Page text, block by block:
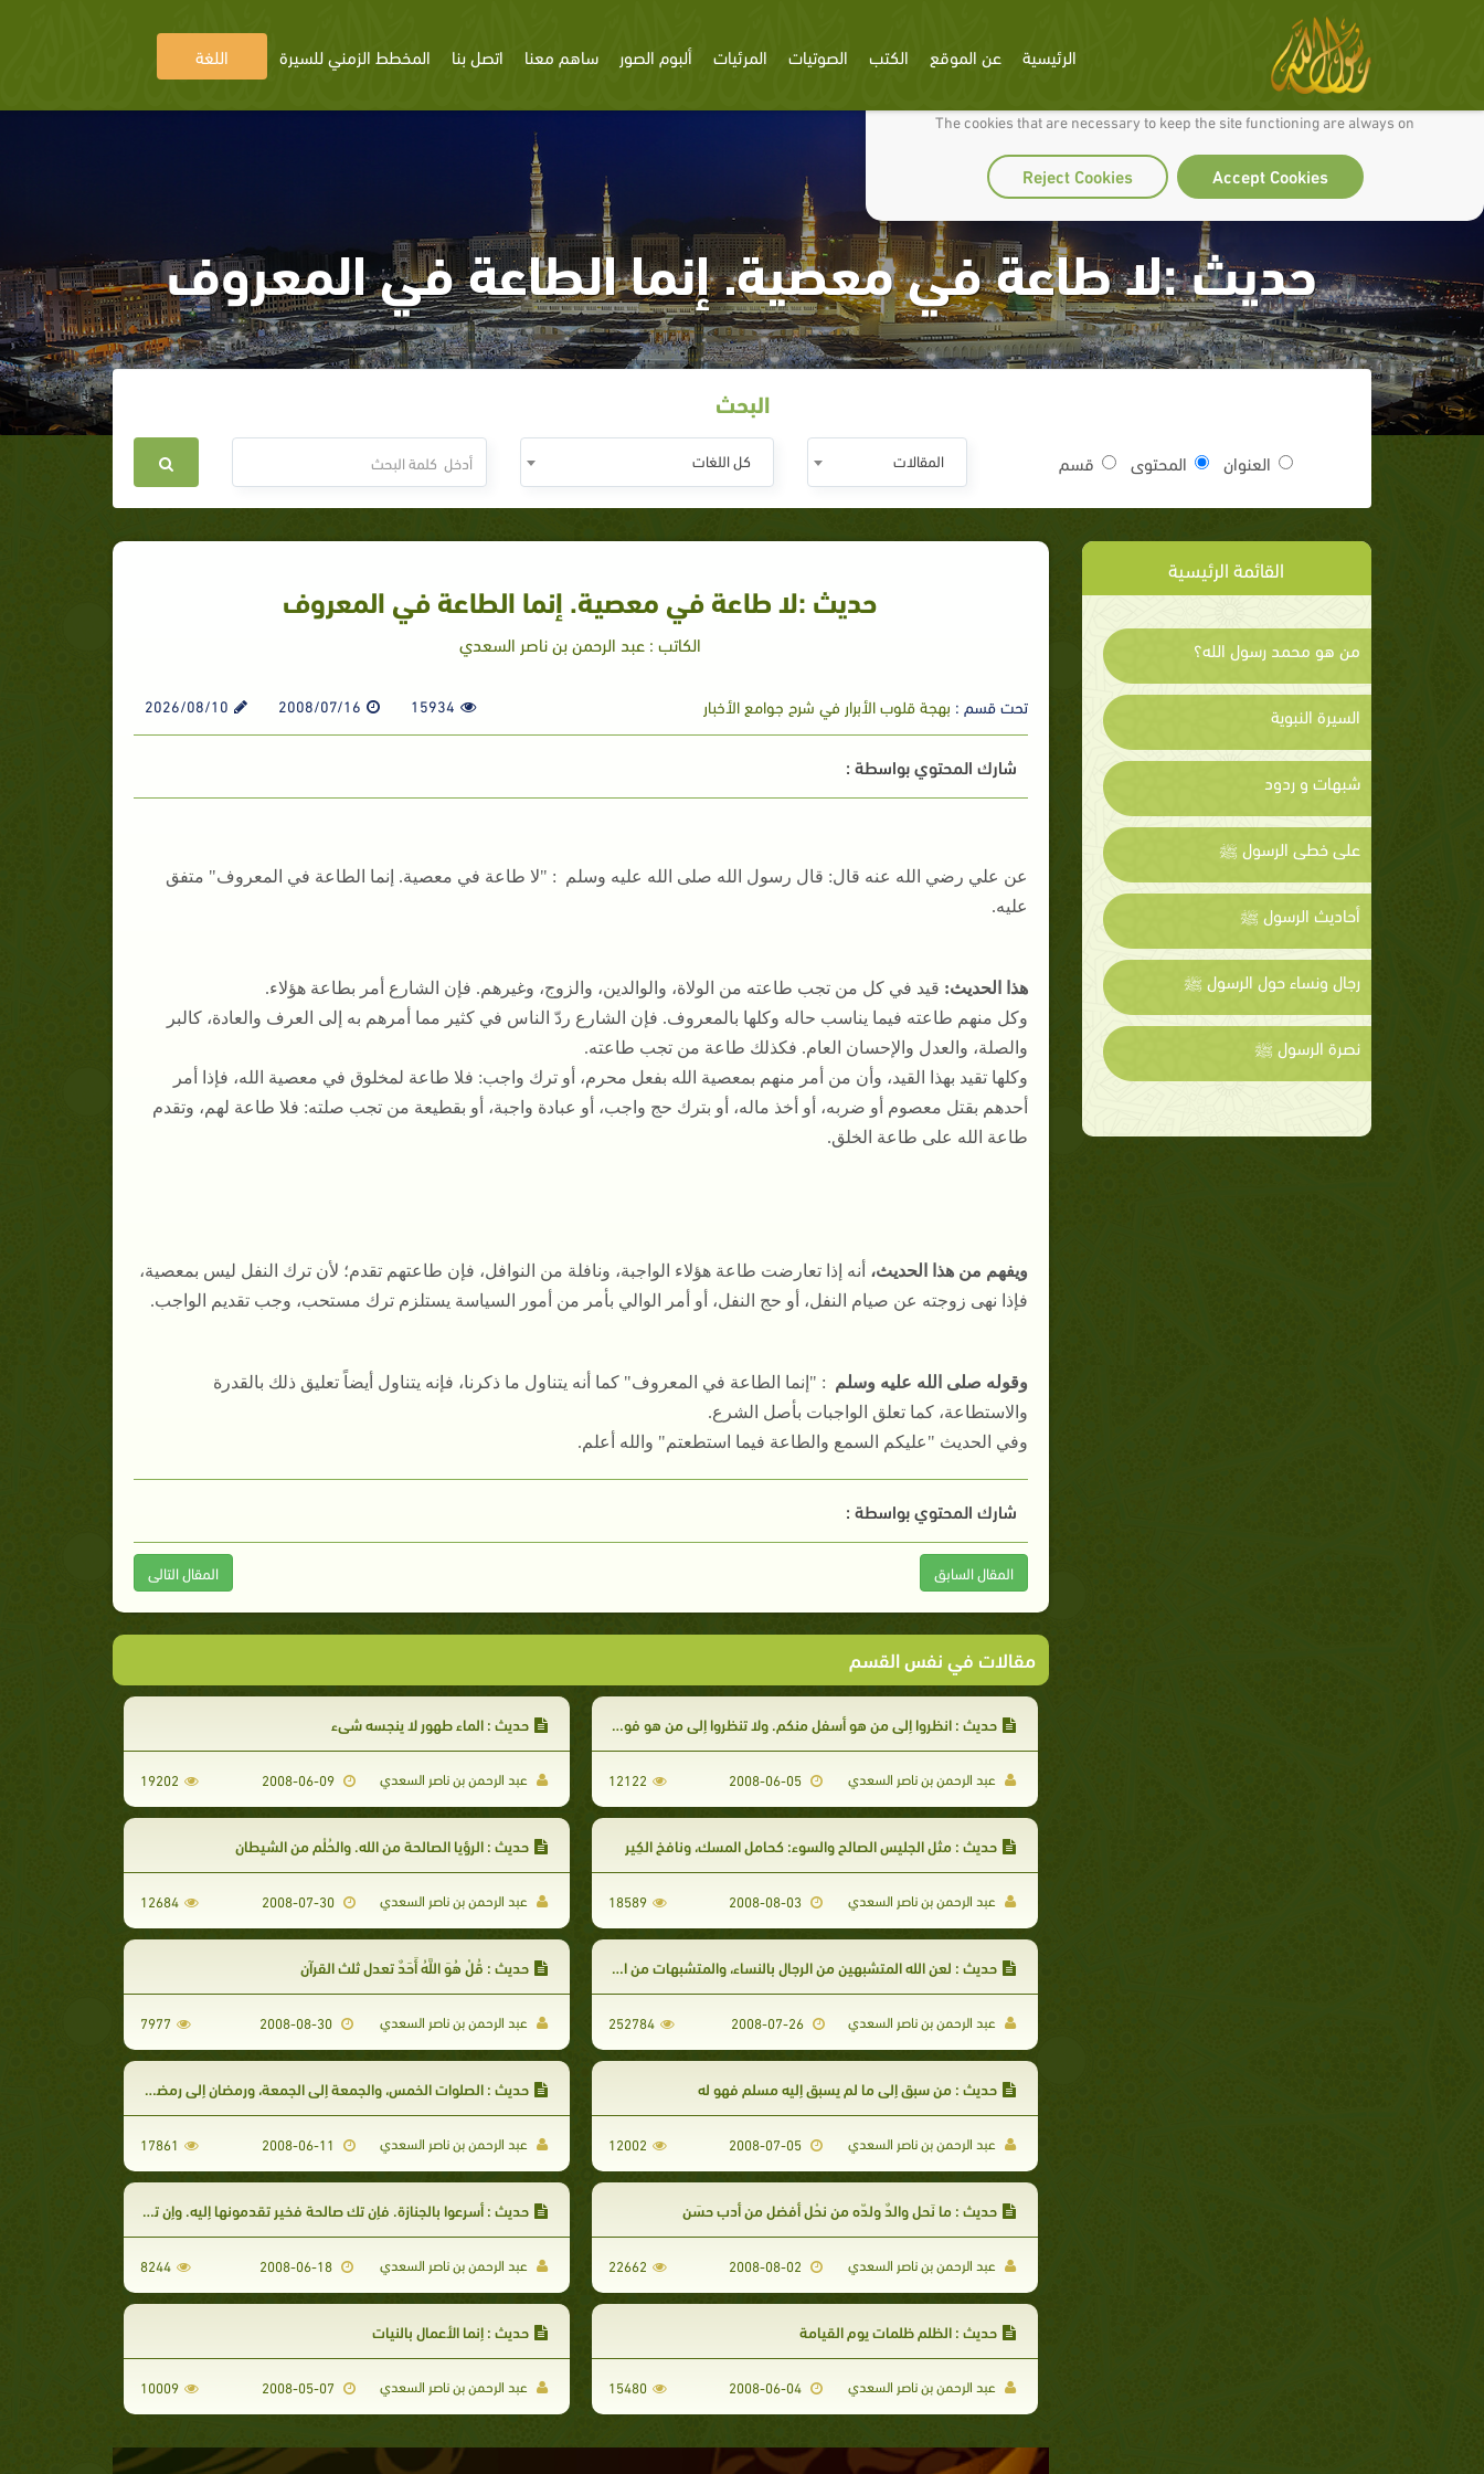
We use cookies to make our site work well for you and so we can continually improve it.
The cookies that are necessary to keep the site functioning are always on
Accept Cookies
Reject Cookies
الرئيسية عن الموقع الكتب الصوتيات المرئيات ألبوم الصور ساهم معنا اتصل بنا المخطط الزمني للسيرة اللغة
حديث :لا طاعة في معصية. إنما الطاعة في المعروف
البحث
العنوان المحتوى قسم المقالات كل اللغات
القائمة الرئيسية
من هو محمد رسول الله؟
السيرة النبوية
شبهات و ردود
على خطى الرسول ﷺ
أحاديث الرسول ﷺ
رجال ونساء حول الرسول ﷺ
نصرة الرسول ﷺ
حديث :لا طاعة في معصية. إنما الطاعة في المعروف
الكاتب : عبد الرحمن بن ناصر السعدي
تحت قسم : بهجة قلوب الأبرار في شرح جوامع الأخبار 15934
2008/07/16
2026/08/10
شارك المحتوي بواسطة :
عن علي رضي الله عنه قال: قال رسول الله صلى الله عليه وسلم : "لا طاعة في معصية. إنما الطاعة في المعروف" متفق
عليه.
هذا الحديث: قيد في كل من تجب طاعته من الولاة، والوالدين، والزوج، وغيرهم. فإن الشارع أمر بطاعة هؤلاء.
وكل منهم طاعته فيما يناسب حاله وكلها بالمعروف. فإن الشارع ردّ الناس في كثير مما أمرهم به إلى العرف والعادة، كالبر
والصلة، والعدل والإحسان العام. فكذلك طاعة من تجب طاعته.
وكلها تقيد بهذا القيد، وأن من أمر منهم بمعصية الله بفعل محرم، أو ترك واجب: فلا طاعة لمخلوق في معصية الله، فإذا أمر
أحدهم بقتل معصوم أو ضربه، أو أخذ ماله، أو بترك حج واجب، أو عبادة واجبة، أو بقطيعة من تجب صلته: فلا طاعة لهم، وتقدم
طاعة الله على طاعة الخلق.
ويفهم من هذا الحديث، أنه إذا تعارضت طاعة هؤلاء الواجبة، ونافلة من النوافل، فإن طاعتهم تقدم؛ لأن ترك النفل ليس بمعصية،
فإذا نهى زوجته عن صيام النفل، أو حج النفل، أو أمر الوالي بأمر من أمور السياسة يستلزم ترك مستحب، وجب تقديم الواجب.
وقوله صلى الله عليه وسلم : "إنما الطاعة في المعروف" كما أنه يتناول ما ذكرنا، فإنه يتناول أيضاً تعليق ذلك بالقدرة
والاستطاعة، كما تعلق الواجبات بأصل الشرع.
وفي الحديث "عليكم السمع والطاعة فيما استطعتم" والله أعلم.
شارك المحتوي بواسطة :
المقال السابق المقال التالى
مقالات في نفس القسم
حديث : انظروا إلى من هو أسفل منكم. ولا تنظروا إلى من هو فوقكم
عبد الرحمن بن ناصر السعدي 12122
حديث : الماء طهور لا ينجسه شيء
عبد الرحمن بن ناصر السعدي 2008-06-09
19202
حديث : مثل الجليس الصالح والسوء: كحامل المسك، ونافخ الكِير
عبد الرحمن بن ناصر السعدي 18589
حديث : الرؤيا الصالحة من الله. والحُلْم من الشيطان
عبد الرحمن بن ناصر السعدي 2008-07-30
12684
حديث : لعن الله المتشبهين من الرجال بالنساء، والمتشبهات من النساء بالرجال
عبد الرحمن بن ناصر السعدي 252784
حديث : قُلْ هُوَ اللَّهُ أَحَدٌ تعدل ثلث القرآن
عبد الرحمن بن ناصر السعدي 2008-08-30
7977
حديث : من سبق إلى ما لم يسبق إليه مسلم فهو له
عبد الرحمن بن ناصر السعدي 12002
حديث : الصلوات الخمس، والجمعة إلى الجمعة، ورمضان إلى رمضان، مكفرات لما بينهن ما اجتنبت الكبائر
عبد الرحمن بن ناصر السعدي 17861
حديث : ما نَحل والدٌ ولدّه من نحْل أفضل من أدب حسَن
عبد الرحمن بن ناصر السعدي 22662
حديث : أسرعوا بالجنازة. فإن تك صالحة فخير تقدمونها إليه. وإن تك غير ذلك فشر تضعونه عن رقابكم
عبد الرحمن بن ناصر السعدي 2008-06-18
8244
حديث : الظلم ظلمات يوم القيامة
عبد الرحمن بن ناصر السعدي 15480
حديث : إنما الأعمال بالنيات
عبد الرحمن بن ناصر السعدي 10009